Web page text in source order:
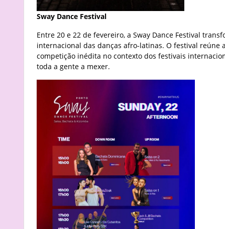
Sway Dance Festival
Entre 20 e 22 de fevereiro, a Sway Dance Festival
internacional das danças afro-latinas. O festival
competição inédita no contexto dos festivais
toda a gente a mexer.